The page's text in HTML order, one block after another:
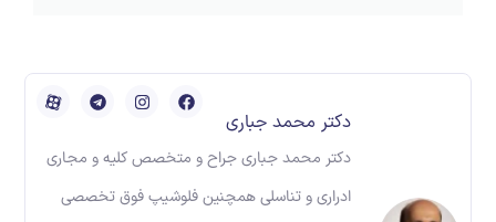
دکتر محمد جباری
دکتر محمد جباری جراح و متخصص کلیه و مجاری
ادراری و تناسلی همچنین فلوشیپ فوق تخصصی